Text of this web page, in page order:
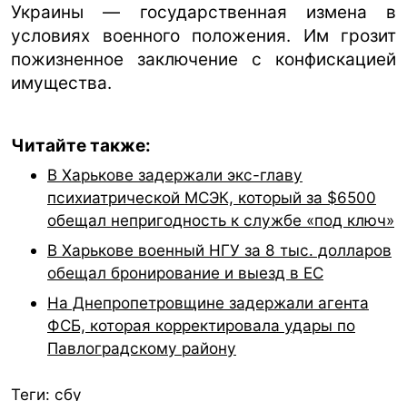
Украины — государственная измена в
условиях военного положения. Им грозит
пожизненное заключение с конфискацией
имущества.
Читайте также:
В Харькове задержали экс-главу
психиатрической МСЭК, который за $6500
обещал непригодность к службе «под ключ»
В Харькове военный НГУ за 8 тыс. долларов
обещал бронирование и выезд в ЕС
На Днепропетровщине задержали агента
ФСБ, которая корректировала удары по
Павлоградскому району
Теги: сбу